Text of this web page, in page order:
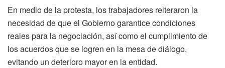
En medio de la protesta, los trabajadores reiteraron la
necesidad de que el Gobierno garantice condiciones
reales para la negociación, así como el cumplimiento de
los acuerdos que se logren en la mesa de diálogo,
evitando un deterioro mayor en la entidad.